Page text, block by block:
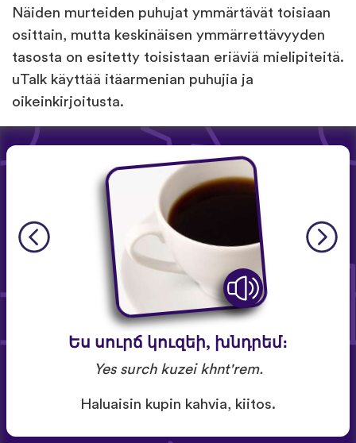
Näiden murteiden puhujat ymmärtävät toisiaan
osittain, mutta keskinäisen ymmärrettävyyden
tasosta on esitetty toisistaan eriäviä mielipiteitä.
uTalk käyttää itäarmenian puhujia ja
oikeinkirjoitusta.
Ես սուրճ կուզեի, խնդրեմ։
Yes surch kuzei khnt'rem.
Haluaisin kupin kahvia, kiitos.